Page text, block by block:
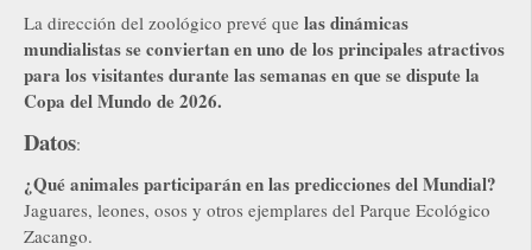
La dirección del zoológico prevé que las dinámicas
mundialistas se conviertan en uno de los principales atractivos
para los visitantes durante las semanas en que se dispute la
Copa del Mundo de 2026.
Datos:
¿Qué animales participarán en las predicciones del Mundial?
Jaguares, leones, osos y otros ejemplares del Parque Ecológico
Zacango.